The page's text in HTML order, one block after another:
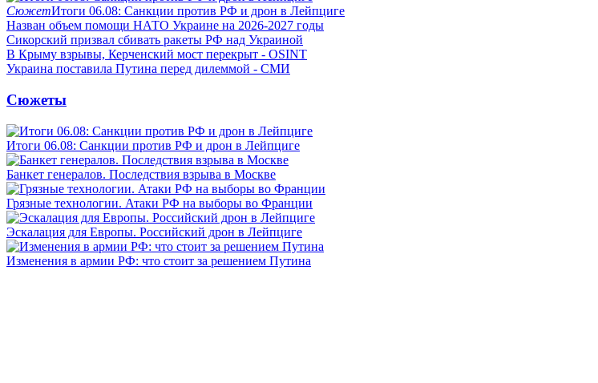
СюжетИтоги 06.08: Санкции против РФ и дрон в Лейпциге
Назван объем помощи НАТО Украине на 2026-2027 годы
Сикорский призвал сбивать ракеты РФ над Украиной
В Крыму взрывы, Керченский мост перекрыт - OSINT
Украина поставила Путина перед дилеммой - СМИ
Сюжеты
Итоги 06.08: Санкции против РФ и дрон в Лейпциге
Банкет генералов. Последствия взрыва в Москве
Грязные технологии. Атаки РФ на выборы во Франции
Эскалация для Европы. Российский дрон в Лейпциге
Изменения в армии РФ: что стоит за решением Путина